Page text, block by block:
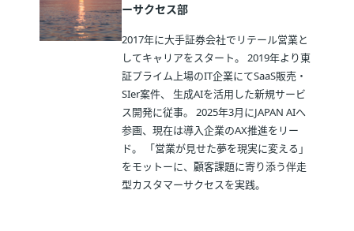
ーサクセス部
2017年に大手証券会社でリテール営業と
してキャリアをスタート。 2019年より東
証プライム上場のIT企業にてSaaS販売・
SIer案件、 生成AIを活用した新規サービ
ス開発に従事。 2025年3月にJAPAN AIへ
参画、現在は導入企業のAX推進をリー
ド。 「営業が見せた夢を現実に変える」
をモットーに、顧客課題に寄り添う伴走
型カスタマーサクセスを実践。